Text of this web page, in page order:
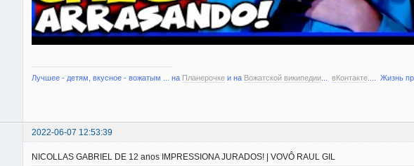
Лучшее - детям, вкусное - вожатым ... на Планерочке и на Вожатской википедии вКонтакте .... Жизнь
2022-06-07 12:53:39
NICOLLAS GABRIEL DE 12 anos IMPRESSIONA JURADOS! | VOVÔ RAUL GIL